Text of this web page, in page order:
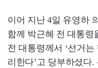
이어 지난 4일 유영하
함께 박근혜 전 대통령
전 대통령께서 ‘선거
리한다’고 당부하셨다